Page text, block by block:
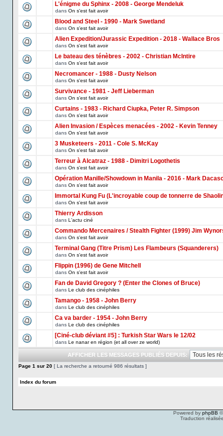
L'énigme du Sphinx - 2008 - George Mendeluk
dans On s'est fait avoir
Blood and Steel - 1990 - Mark Swetland
dans On s'est fait avoir
Alien Expedition/Jurassic Expedition - 2018 - Wallace Bros
dans On s'est fait avoir
Le bateau des ténèbres - 2002 - Christian McIntire
dans On s'est fait avoir
Necromancer - 1988 - Dusty Nelson
dans On s'est fait avoir
Survivance - 1981 - Jeff Lieberman
dans On s'est fait avoir
Curtains - 1983 - Richard Ciupka, Peter R. Simpson
dans On s'est fait avoir
Alien Invasion / Espèces menacées - 2002 - Kevin Tenney
dans On s'est fait avoir
3 Musketeers - 2011 - Cole S. McKay
dans On s'est fait avoir
Terreur à Alcatraz - 1988 - Dimitri Logothetis
dans On s'est fait avoir
Opération Manille/Showdown in Manila - 2016 - Mark
dans On s'est fait avoir
Immortal Kung Fu (L'incroyable coup de tonnerre de
dans On s'est fait avoir
Thierry Ardisson
dans L'actu ciné
Commando Mercenaires / Stealth Fighter (1999) Jim
dans On s'est fait avoir
Terminal Gang (Titre Prism) Les Flambeurs (Squanderers)
dans On s'est fait avoir
Flippin (1996) de Gene Mitchell
dans On s'est fait avoir
Fan de David Gregory ? (Enter the Clones of Bruce)
dans Le club des cinéphiles
Tamango - 1958 - John Berry
dans Le club des cinéphiles
Ca va barder - 1954 - John Berry
dans Le club des cinéphiles
[Ciné-club déviant #5] : Turkish Star Wars le 12/02
dans Le nanar en région (et all over ze world)
AFFICHER LES MESSAGES PUBLIÉS DEPUIS:
Page 1 sur 20 [ La recherche a retourné 986 résultats ]
Index du forum
Powered by phpBB
Traduction